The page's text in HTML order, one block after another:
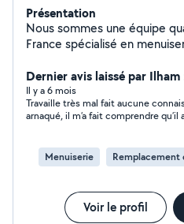
Présentation
Nous sommes une équipe
France spécialisé en menuiserie dans l'aménagement et
/ plombier / électricien /
votre demande un technicien
vous aider a très petit prix
Dernier avis laissé par Ilham
Il y a 6 mois
Travaille très mal fait aucune
arnaqué, il m’a fait comprendre
devrait retourner pour refaire son
nouvelles arnaquer tout simplement Vous inquiétez
Menuiserie Remplacement
Voir le profil